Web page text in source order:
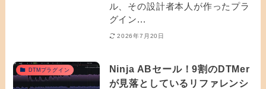
ル、その設計者本人が作ったプラ
グイン...
2026年7月20日
DTMプラグイン
Ninja ABセール！9割のDTMer
が見落としているリファレンシ